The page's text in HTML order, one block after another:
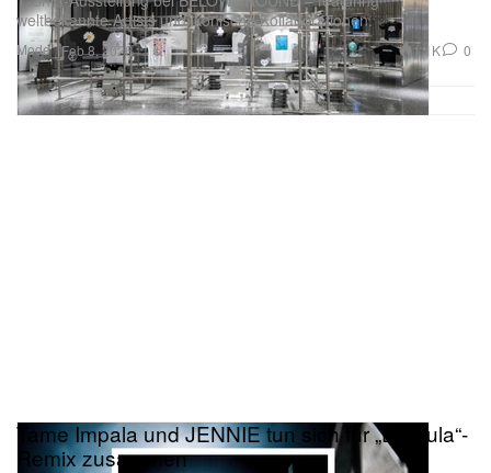
Mode
weltbekannte Artists und ikonische Kollaborationen.
Feb 8, 2026 1.1K 0
Tame Impala und JENNIE tun sich für „Dracula“-
Remix zusammen